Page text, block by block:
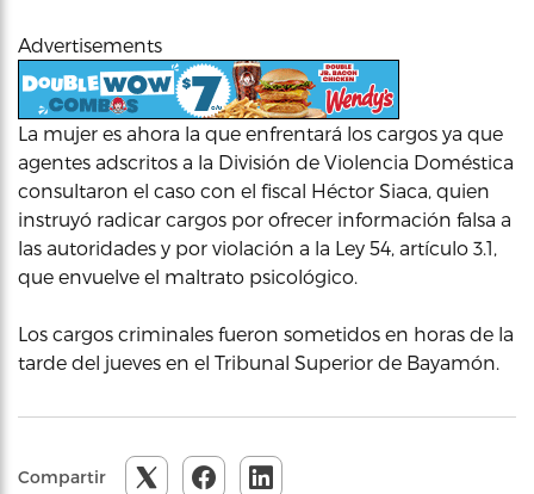
Advertisements
La mujer es ahora la que enfrentará los cargos ya que
agentes adscritos a la División de Violencia Doméstica
consultaron el caso con el fiscal Héctor Siaca, quien
instruyó radicar cargos por ofrecer información falsa a
las autoridades y por violación a la Ley 54, artículo 3.1,
que envuelve el maltrato psicológico.
Los cargos criminales fueron sometidos en horas de la
tarde del jueves en el Tribunal Superior de Bayamón.
Compartir